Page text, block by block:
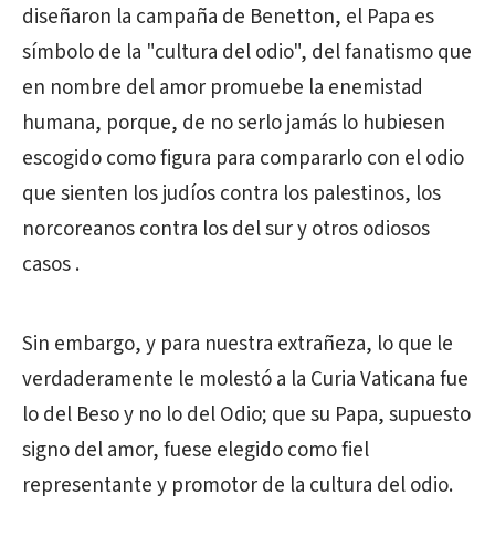
diseñaron la campaña de Benetton, el Papa es
símbolo de la "cultura del odio", del fanatismo que
en nombre del amor promuebe la enemistad
humana, porque, de no serlo jamás lo hubiesen
escogido como figura para compararlo con el odio
que sienten los judíos contra los palestinos, los
norcoreanos contra los del sur y otros odiosos
casos .
Sin embargo, y para nuestra extrañeza, lo que le
verdaderamente le molestó a la Curia Vaticana fue
lo del Beso y no lo del Odio; que su Papa, supuesto
signo del amor, fuese elegido como fiel
representante y promotor de la cultura del odio.